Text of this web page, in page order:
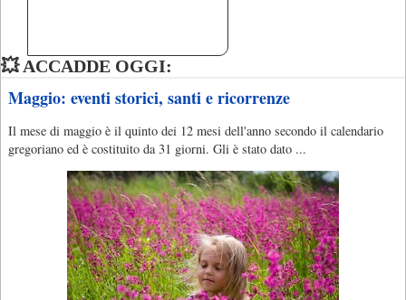
💥 ACCADDE OGGI:
Maggio: eventi storici, santi e ricorrenze
Il mese di maggio è il quinto dei 12 mesi dell'anno secondo il calendario
gregoriano ed è costituito da 31 giorni. Gli è stato dato ...